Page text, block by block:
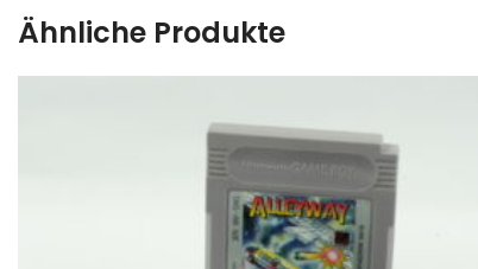
Ähnliche Produkte